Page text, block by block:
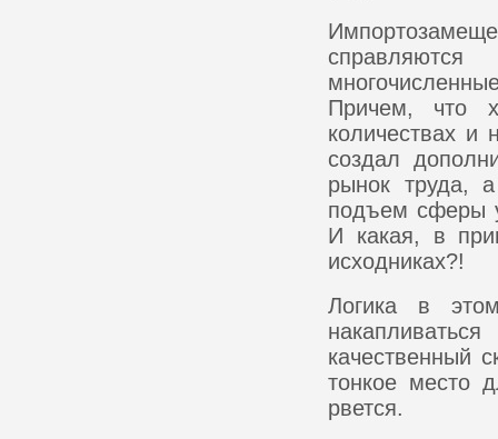
Причем, что
количествах и
создал
рынок труда,
подъем сферы
И какая, в
исходниках?!
Логика в
качественный
тонкое место
рвется.